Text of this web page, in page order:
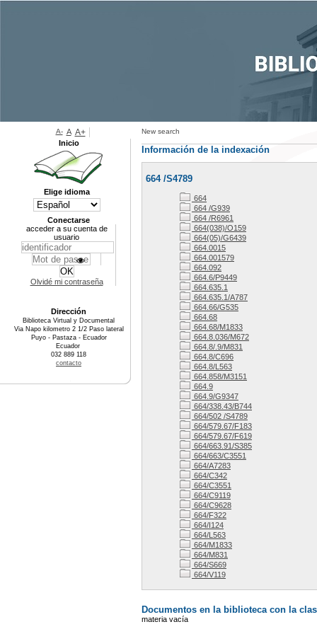
New search
Información de la indexación
664 /S4789
664
664 /G939
664 /R6961
664(038)/O159
664(05)/G6439
664.0015
664.001579
664.092
664.6/P9449
664.635.1
664.635.1/A787
664.66/G535
664.68
664.68/M1833
664.8.036/M672
664.8/.9/M831
664.8/C696
664.8/L563
664.858/M3151
664.9
664.9/G9347
664/338.43/B744
664/502 /S4789
664/579.67/F183
664/579.67/F619
664/663.91/S385
664/663/C3551
664/A7283
664/C342
664/C3551
664/C9119
664/C9628
664/F322
664/I124
664/L563
664/M1833
664/M831
664/S669
664/V119
Documentos en la biblioteca con la
materia vacía
A- A A+
Inicio
Elige idioma
Conectarse
acceder a su cuenta de
usuario
Olvidé mi contraseña
Dirección
Biblioteca Virtual y Documental
Via Napo kilometro 2 1/2 Paso lateral
Puyo - Pastaza - Ecuador
Ecuador
032 889 118
contacto